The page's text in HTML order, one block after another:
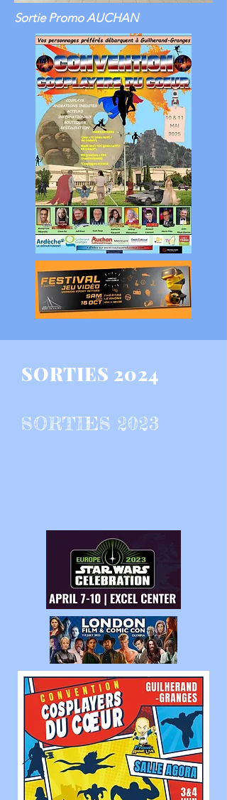
Sortie Promo AUCHAN
SORTIES 2024
SORTIES 2023